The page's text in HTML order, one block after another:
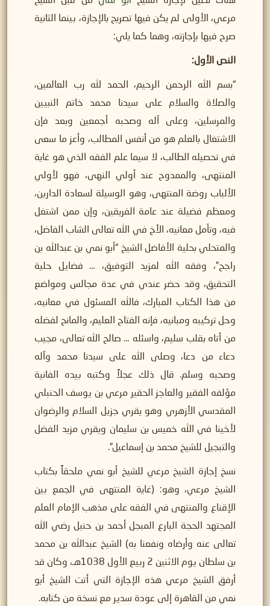
مرعي، الأولى لم يكن فيها تصريح بالإجازة، بينما الثانية
صرح فيها بإجازته، وهما كما يلي:
النص الأول:
“بسم الله الرحمن الرحيم، الحمد لله رب العالمين،
والصلاة والسلام على سيدنا محمد خاتم النبيين
والمرسلين، وعلى آله وصحبه أجمعين وبعد فإن
الاشتغال بالعلم هو من أنفس المطالب، وأعز ما سعى
في تحصيله الطالب، لا سيما علم الفقه الذي هو غاية
المنتهى، والممدوح عند أولي النهى، فهو لأولي
الألباب روضة المنتهى، وهو الوسيلة لسعادة الدارين،
ومعظم فضيلة عند عامة الفريقين، وإن ممن اشتغل
فيه، وتأمل معانيه، الأخ في الله تعالى الشاب الفاضل،
والمتحلي بحلية الأفاضل الشيخ “أبو نمي بن عبدالله بن
راجح”، وفقه الله لمزيد التوفيق، … فضايل حلية
التحقيق، وقد حضر عندي في عدة مجالس ومواضع
من هذا الكتاب المبارك، فالله المسئول في معانيه،
وحل تركيبه ومبانيه، فإنه الفتاح العليم، والمانح لفضله
من أتاه بقلب سليم، واسئله … صالح الله تعالى، مجيب
دعاء من دعا، وصلى الله على سيدنا محمد وآله
وصحبه وسلم. قال ذلك عجلاً وكتبه بيده الفانية
مؤلفه الفقير والعاجز الحقير مرعي بن يوسف الحنبلي
المقدسي الأزهري وهو يقري جزيل السلام والرضوان
لأخينا في الله خميس بن سليمان ويقري مزيد الفضل
والتبجيل للشيخ محمد بن إسماعيل”.
نسخ إجازة الشيخ مرعي للشيخ أبو نمي ملحقاً بكتاب
الشيخ مرعي، وهو: (غاية المنتهى في الجمع بين
الإقناع والمنتهى في الفقه على مذهب الإمام العلم
المجتهد الحجة البارع المبجل أحمد بن حنبل رضي الله
تعالى عنه وأرضاه ونفعنا به) الشيخ عبدالله بن محمد
بن سلطان يوم الاثنين 2 ربيع الأول 1038هـ، وكان قد
أرفق الشيخ مرعي هذه الإجازة التي أتت الشيخ أبو
نمي من القاهرة إلى عودة سدير مع نسخة من كتابه.